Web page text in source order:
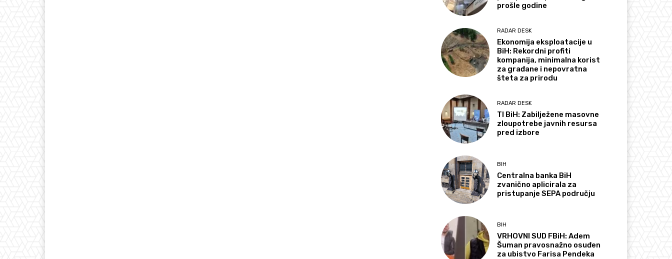
prošle godine
RADAR DESK
Ekonomija eksploatacije u
BiH: Rekordni profiti
kompanija, minimalna korist
za građane i nepovratna
šteta za prirodu
RADAR DESK
TI BiH: Zabilježene masovne
zloupotrebe javnih resursa
pred izbore
BIH
Centralna banka BiH
zvanično aplicirala za
pristupanje SEPA području
BIH
VRHOVNI SUD FBiH: Adem
Šuman pravosnažno osuđen
za ubistvo Farisa Pendeka